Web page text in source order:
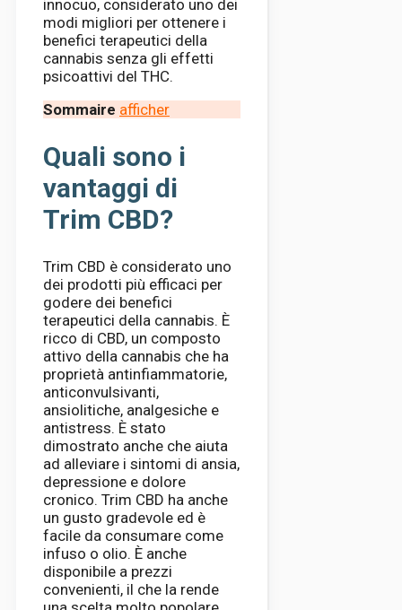
innocuo, considerato uno dei
modi migliori per ottenere i
benefici terapeutici della
cannabis senza gli effetti
psicoattivi del THC.
Sommaire afficher
Quali sono i
vantaggi di
Trim CBD?
Trim CBD è considerato uno
dei prodotti più efficaci per
godere dei benefici
terapeutici della cannabis. È
ricco di CBD, un composto
attivo della cannabis che ha
proprietà antinfiammatorie,
anticonvulsivanti,
ansiolitiche, analgesiche e
antistress. È stato
dimostrato anche che aiuta
ad alleviare i sintomi di ansia,
depressione e dolore
cronico. Trim CBD ha anche
un gusto gradevole ed è
facile da consumare come
infuso o olio. È anche
disponibile a prezzi
convenienti, il che la rende